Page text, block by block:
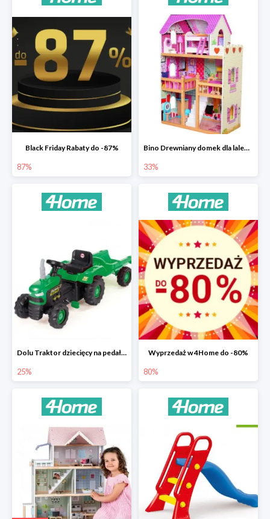
Black Friday Rabaty do -87%
87%
Bino Drewniany domek dla lalek z mebelkami -33%
33%
Dolu Traktor dziecięcy na pedały z przyczepką -25%
25%
Wyprzedaż w 4Home do -80%
80%